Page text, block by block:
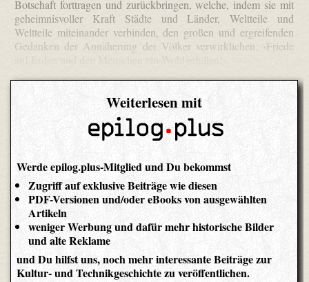
Botschaft forttragen und zurückbringen, welche, indem sie mit
geheimnisvoller Kraft Städte und Länder, Weltteile und
Weltteile miteinander verbinden, den großen und ergreifenden
Gedanken der Annäherung der Völker verwirklichen: ›Friede
Weiterlesen mit
Werde epilog.plus-Mitglied und Du bekommst
Zugriff auf exklusive Beiträge wie diesen
PDF-Versionen und/oder eBooks von ausgewählten
Artikeln
weniger Werbung und dafür mehr historische Bilder
und alte Reklame
und Du hilfst uns, noch mehr interessante Beiträge zur
Kultur- und Technikgeschichte zu veröffentlichen.